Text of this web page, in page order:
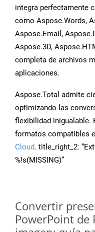
integra perfectamente
como Aspose.Words,
Aspose.Email,
Aspose.3D,
completa de archivos
aplicaciones.
Aspose.Total admite
optimizando las
flexibilidad inigualable.
formatos compatibles
Cloud. title_right_2:
%!s(MISSING)”
Convertir
PowerPoint de